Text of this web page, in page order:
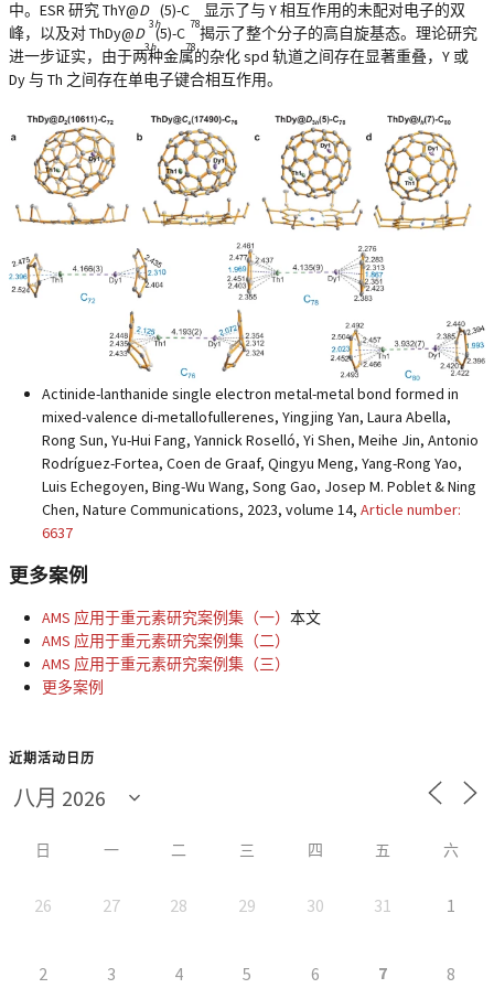
中。ESR 研究 ThY@D
3h
(5)-C
78
显示了与 Y 相互作用的未配对电子的双
峰，以及对 ThDy@D
3h
(5)-C
78
揭示了整个分子的高自旋基态。理论研究
进一步证实，由于两种金属的杂化 spd 轨道之间存在显著重叠，Y 或
Dy 与 Th 之间存在单电子键合相互作用。
Actinide-lanthanide single electron metal-metal bond formed in
mixed-valence di-metallofullerenes, Yingjing Yan, Laura Abella,
Rong Sun, Yu-Hui Fang, Yannick Roselló, Yi Shen, Meihe Jin, Antonio
Rodríguez-Fortea, Coen de Graaf, Qingyu Meng, Yang-Rong Yao,
Luis Echegoyen, Bing-Wu Wang, Song Gao, Josep M. Poblet & Ning
Chen, Nature Communications, 2023, volume 14, Article number:
6637
更多案例
AMS 应用于重元素研究案例集（一） 本文
AMS 应用于重元素研究案例集（二）
AMS 应用于重元素研究案例集（三）
更多案例
近期活动日历
日 一 二 三 四 五 六
26 27 28 29 30 31 1
2 3 4 5 6 7 8